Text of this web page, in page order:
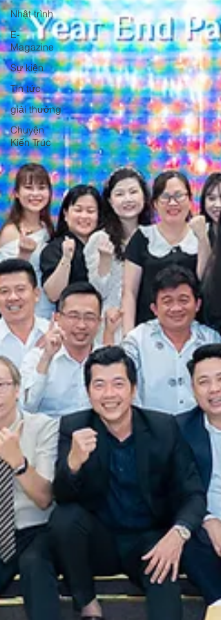
Nhật trình
E-
Magazine
Sự kiện
Tin tức
giải thưởng
Chuyện
Kiến Trúc